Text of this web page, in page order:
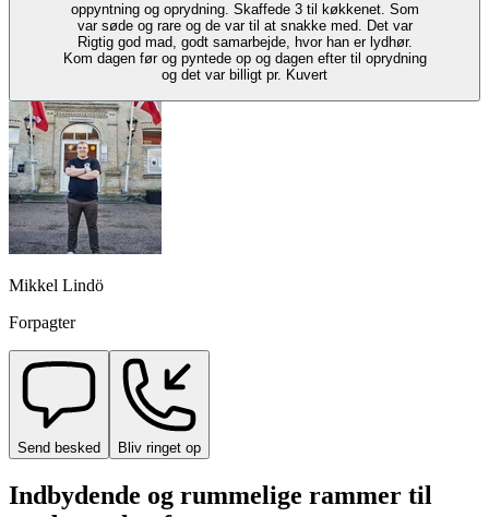
oppyntning og oprydning. Skaffede 3 til køkkenet. Som
var søde og rare og de var til at snakke med. Det var
Rigtig god mad, godt samarbejde, hvor han er lydhør.
Kom dagen før og pyntede op og dagen efter til oprydning
og det var billigt pr. Kuvert
Mikkel Lindö
Forpagter
Send besked Bliv ringet op
Indbydende og rummelige rammer til